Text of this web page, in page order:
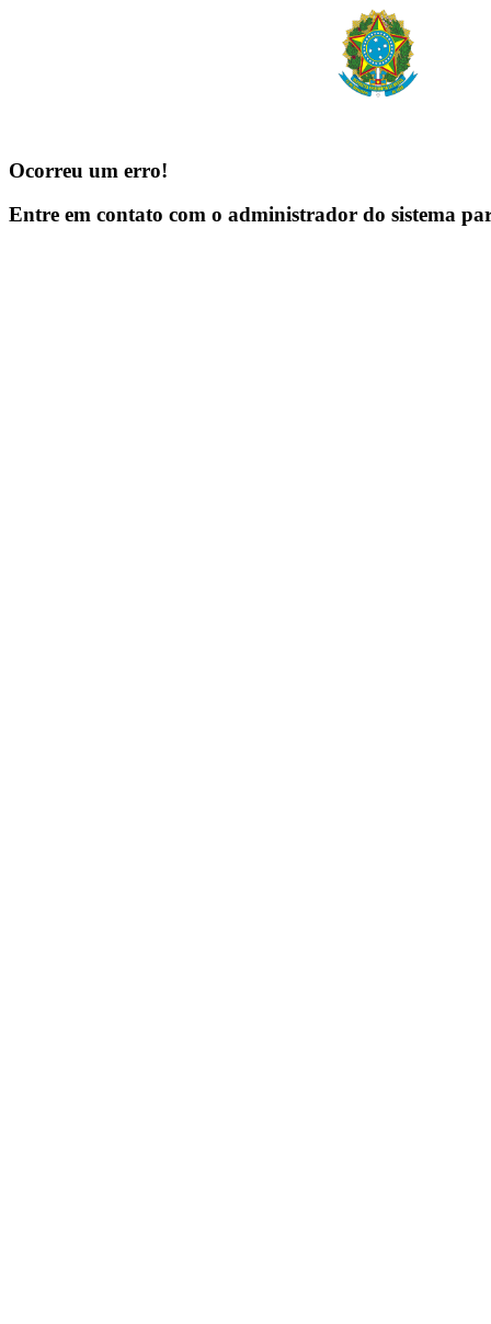
Ocorreu um erro!
Entre em contato com o administrador do sistema